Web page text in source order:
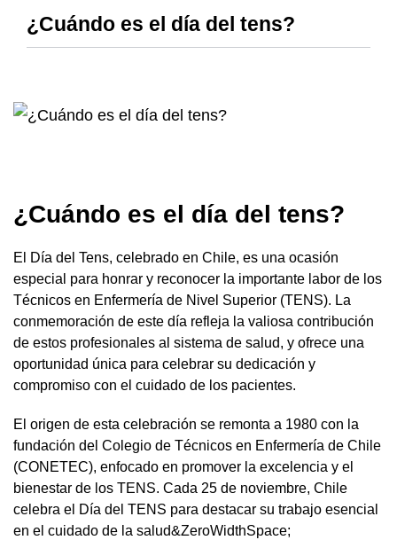
¿Cuándo es el día del tens?
¿Cuándo es el día del tens?
El Día del Tens, celebrado en Chile, es una ocasión
especial para honrar y reconocer la importante labor de los
Técnicos en Enfermería de Nivel Superior (TENS). La
conmemoración de este día refleja la valiosa contribución
de estos profesionales al sistema de salud, y ofrece una
oportunidad única para celebrar su dedicación y
compromiso con el cuidado de los pacientes.
El origen de esta celebración se remonta a 1980 con la
fundación del Colegio de Técnicos en Enfermería de Chile
(CONETEC), enfocado en promover la excelencia y el
bienestar de los TENS. Cada 25 de noviembre, Chile
celebra el Día del TENS para destacar su trabajo esencial
en el cuidado de la salud&ZeroWidthSpace;